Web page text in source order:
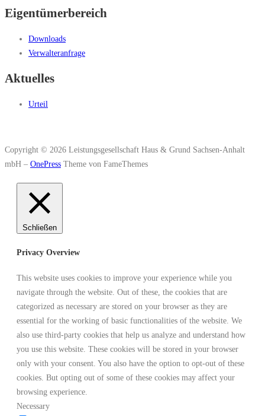
Eigentümerbereich
Downloads
Verwalteranfrage
Aktuelles
Urteil
Copyright © 2026 Leistungsgesellschaft Haus & Grund Sachsen-Anhalt
mbH – OnePress Theme von FameThemes
Schließen
Privacy Overview
This website uses cookies to improve your experience while you
navigate through the website. Out of these, the cookies that are
categorized as necessary are stored on your browser as they are
essential for the working of basic functionalities of the website. We
also use third-party cookies that help us analyze and understand how
you use this website. These cookies will be stored in your browser
only with your consent. You also have the option to opt-out of these
cookies. But opting out of some of these cookies may affect your
browsing experience.
Necessary